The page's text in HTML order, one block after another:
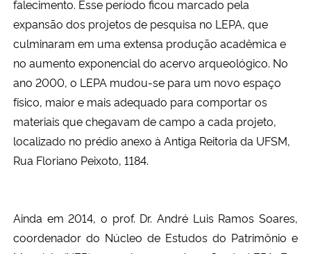
falecimento. Esse período ficou marcado pela
expansão dos projetos de pesquisa no LEPA, que
culminaram em uma extensa produção acadêmica e
no aumento exponencial do acervo arqueológico. No
ano 2000, o LEPA mudou-se para um novo espaço
físico, maior e mais adequado para comportar os
materiais que chegavam de campo a cada projeto,
localizado no prédio anexo à Antiga Reitoria da UFSM,
Rua Floriano Peixoto, 1184.
Ainda em 2014, o prof. Dr. André Luis Ramos Soares,
coordenador do Núcleo de Estudos do Patrimônio e